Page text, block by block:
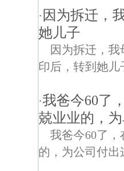
· 因为拆迁，
她儿子
因为拆迁，
印后，转到她
·我爸今60了
兢业业的，
我爸今60了
的，为公司付